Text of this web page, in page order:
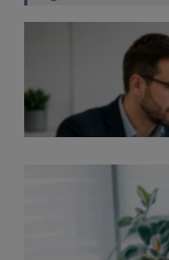
Výpověď ze
zaměstnavatele